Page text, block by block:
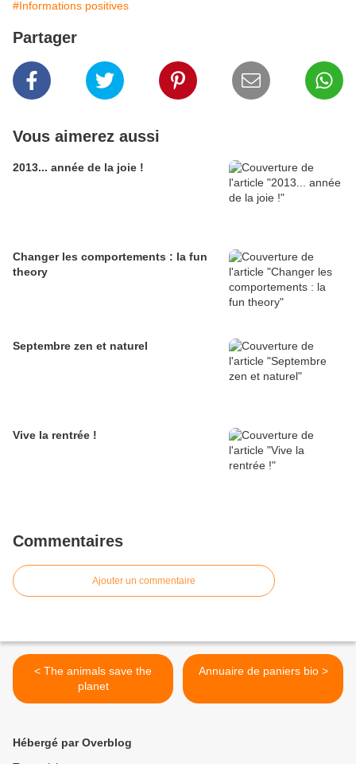
#Informations positives
Partager
Vous aimerez aussi
2013... année de la joie !
Changer les comportements : la fun
theory
Septembre zen et naturel
Vive la rentrée !
Commentaires
Ajouter un commentaire
< The animals save the
planet
Annuaire de paniers bio >
Hébergé par Overblog